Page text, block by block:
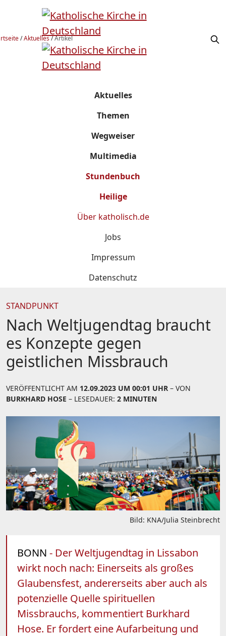
/Aktuelles/Artikel
Aktuelles
Themen
Wegweiser
Multimedia
Stundenbuch
Heilige
Über katholisch.de
Jobs
Impressum
Datenschutz
STANDPUNKT
Nach Weltjugendtag braucht
es Konzepte gegen
geistlichen Missbrauch
VERÖFFENTLICHT AM 12.09.2023 UM 00:01 UHR – VON
BURKHARD HOSE – LESEDAUER: 2 MINUTEN
Bild: KNA/Julia Steinbrecht
BONN - Der Weltjugendtag in Lissabon
wirkt noch nach: Einerseits als großes
Glaubensfest, andererseits aber auch als
potenzielle Quelle spirituellen
Missbrauchs, kommentiert Burkhard
Hose. Er fordert eine Aufarbeitung und